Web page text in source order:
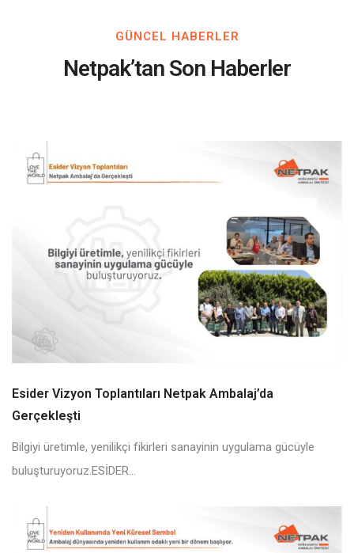
GÜNCEL HABERLER
Netpak’tan Son Haberler
Esider Vizyon Toplantıları Netpak Ambalaj’da
Gerçekleşti
Bilgiyi üretimle, yenilikçi fikirleri sanayinin uygulama gücüyle
buluşturuyoruz.ESİDER...